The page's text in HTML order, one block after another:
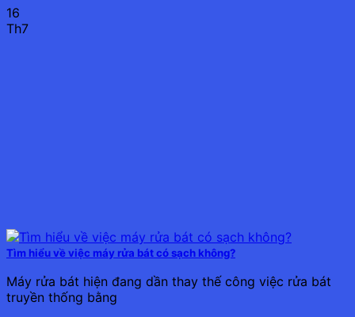
16
Th7
Tìm hiểu về việc máy rửa bát có sạch không?
Máy rửa bát hiện đang dần thay thế công việc rửa bát
truyền thống bằng